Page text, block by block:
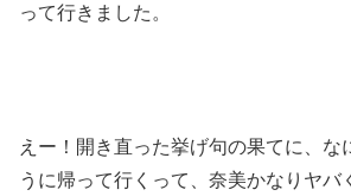
って行きました。
えー！開き直った挙げ句の果てに、な
うに帰って行くって、奈美かなりヤバ